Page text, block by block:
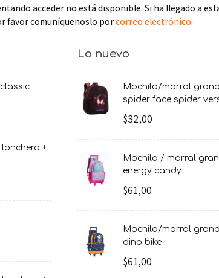
acceder no está disponible. Si ha llegado a
favor comuníquenoslo porcorreo electrónico.
Lo nuevo
mochila/morral grande spiderman
spider face spider
$32,00
mochila / morral grande con ruedas
energy candy
$61,00
mochila/morral grande con ruedas
dino bike
$61,00